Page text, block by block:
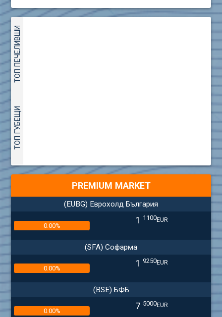
ТОП ПЕЧЕЛИВШИ
ТОП ГУБЕЩИ
PREMIUM MARKET
(EUBG) Еврохолд България
0.00% 1 1100EUR
(SFA) Софарма
0.00% 1 9250EUR
(BSE) БФБ
0.00% 7 5000EUR